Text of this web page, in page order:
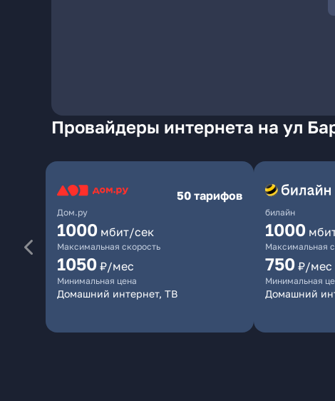
Провайдеры интернета на ул
Дом.ру
50 тарифов
1000 мбит/сек
Максимальная скорость
1050 ₽/мес
Минимальная цена
Домашний интернет, ТВ
билайн
1000
Максимальная
750 ₽/мес
Минимальная
Домашний